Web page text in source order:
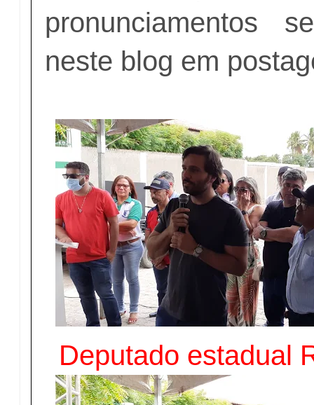
pronunciamentos
neste blog em
Deputado estadual